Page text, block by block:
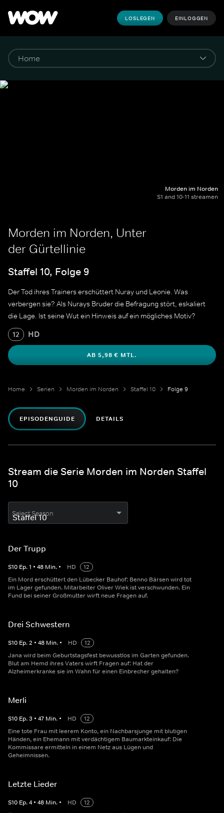
LOSLEGEN EINLOGGEN
Morden im Norden
S1 and 10-11 streamen
Morden im Norden, Unter
der Gürtellinie
Staffel 10, Folge 9
Der Tod ihres Trainers erschüttert Nuray und Leonie. Was
verbergen sie? Als Nurays Bruder die Befragung stört, eskaliert
die Lage. Ist seine Wut ein Hinweis auf ein mögliches Motiv?
12 HD
AB 5,98 € MTL.
Home Serien Morden im Norden Staffel 10 Folge 9
EPISODENGUIDE DETAILS
Stream die Serie Morden im Norden Staffel
10
Select Season
Der Trupp
S10 Ep.1 • 48 Min. • HD
12
Ein Mord erschüttert den Lübecker Bauhof: Benno Bärsen wird tot
im Lager gefunden. Mitarbeiter Oliver Wiek ist verschwunden. Ein
Fund bei seiner Großmutter wirft neue Fragen auf.
Drei Schwestern
S10 Ep.2 • 48 Min. • HD
12
Jana wird beim Geburtstagsfest bewusstlos im Garten gefunden.
Blut am Hemd ihres Vaters wirft Fragen auf: Hat der
Alzheimerkranke sie im Wahn für einen Einbrecher gehalten?
Merli
S10 Ep.3 • 47 Min. • HD
12
Eine tote Frau mit leerem Konto, ein Nachbarsjunge mit blutigen
Händen, ein Ehemann mit verdächtigem Baumarkteinkauf: Die
Kommissare ermitteln in einem Netz aus Lügen und
Geheimnissen.
Letzte Lieder
S10 Ep.4 • 48 Min. • HD
12